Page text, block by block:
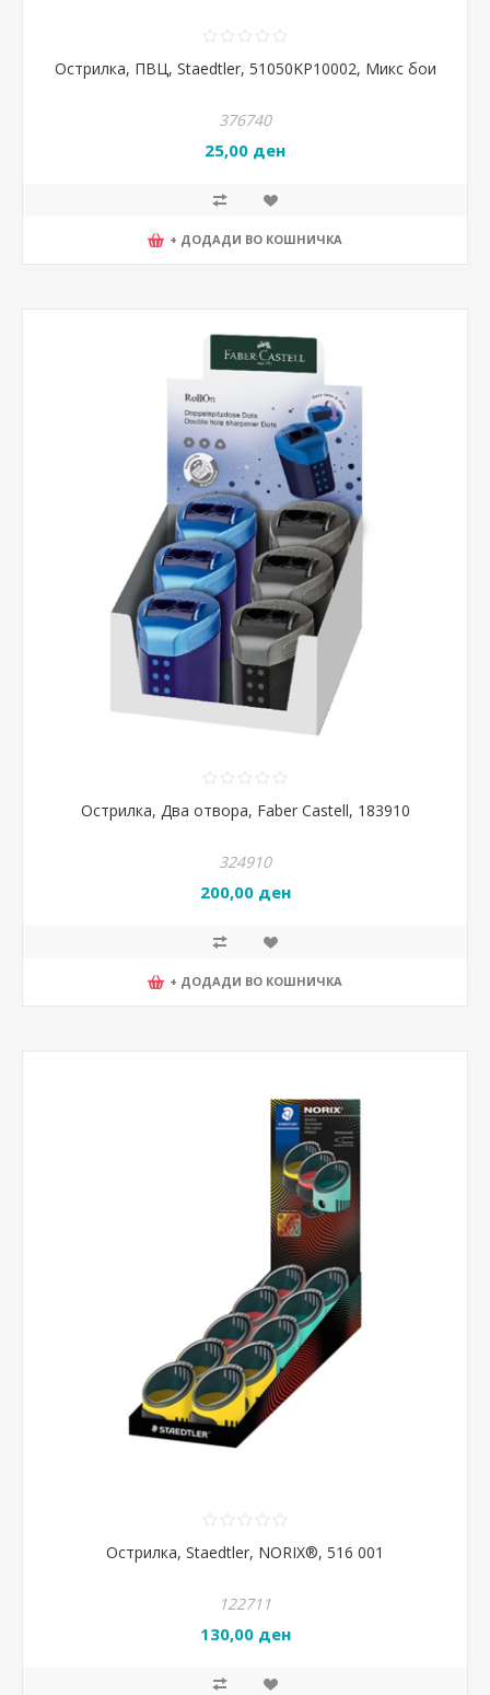
Острилка, ПВЦ, Staedtler, 51050KP10002, Микс бои
376740
25,00 ден
+ ДОДАДИ ВО КОШНИЧКА
Острилка, Два отвора, Faber Castell, 183910
324910
200,00 ден
+ ДОДАДИ ВО КОШНИЧКА
Острилка, Staedtler, NORIX®, 516 001
122711
130,00 ден